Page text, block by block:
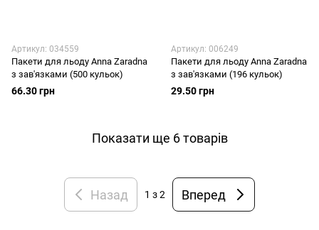
Артикул: 034559
Пакети для льоду Anna Zaradna
з зав'язками (500 кульок)
66.30 грн
Артикул: 006249
Пакети для льоду Anna Zaradna
з зав'язками (196 кульок)
29.50 грн
Показати ще 6 товарів
Назад 1 з 2 Вперед